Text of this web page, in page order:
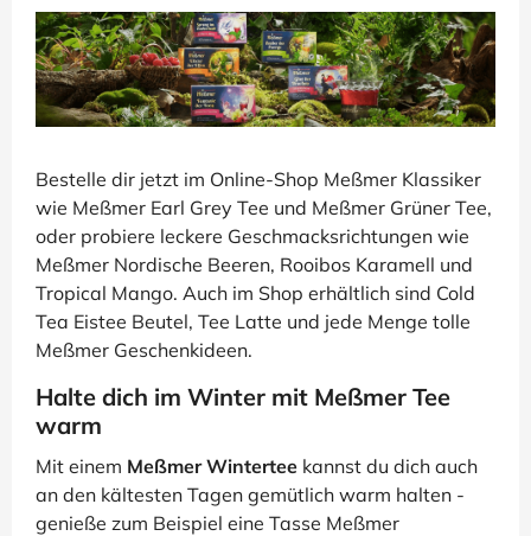
Bestelle dir jetzt im Online-Shop Meßmer Klassiker
wie Meßmer Earl Grey Tee und Meßmer Grüner Tee,
oder probiere leckere Geschmacksrichtungen wie
Meßmer Nordische Beeren, Rooibos Karamell und
Tropical Mango. Auch im Shop erhältlich sind Cold
Tea Eistee Beutel, Tee Latte und jede Menge tolle
Meßmer Geschenkideen.
Halte dich im Winter mit Meßmer Tee
warm
Mit einem Meßmer Wintertee kannst du dich auch
an den kältesten Tagen gemütlich warm halten -
genieße zum Beispiel eine Tasse Meßmer